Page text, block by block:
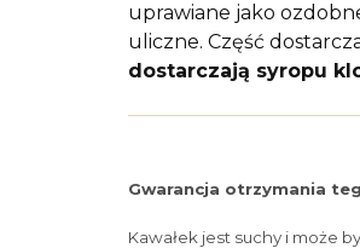
uprawiane jako
uliczne. Część
dostarczają syropu
Gwarancja otrzymania
Kawałek jest suchy i może